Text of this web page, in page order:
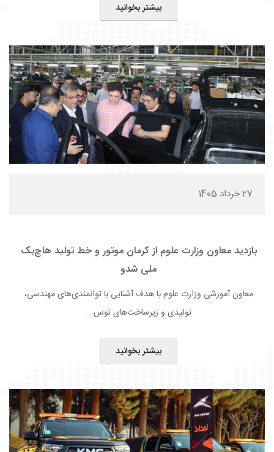
بیشتر بخوانید
27 خرداد 1405
بازدید معاون وزارت علوم از کرمان موتور و خط تولید هاچ‌بک
ملی شدو
معاون آموزشی وزارت علوم با هدف آشنایی با توانمندی‌های مهندسی،
تولیدی و زیرساخت‌های توس...
بیشتر بخوانید